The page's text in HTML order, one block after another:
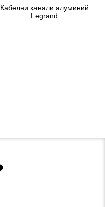
Кабелни канали алуминий
Legrand